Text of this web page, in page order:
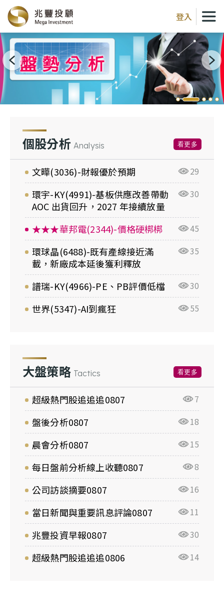
登入
個股分析 Analysis 看更多
文曄(3036)-財報優於預期 29
環宇-KY(4991)-基板供應改善帶動
AOC 出貨回升，2027 年接續放量
30
★★★華邦電(2344)-價格硬梆梆 45
環球晶(6488)-既有產線接近滿
載，新廠成本延後獲利釋放
35
譜瑞-KY(4966)-PE、PB評價低檔 30
世界(5347)-AI到瘋狂 55
大盤策略 Tactics 看更多
超級熱門股追追追0807 7
盤後分析0807 18
晨會分析0807 15
每日盤前分析線上收聽0807 8
公司訪談摘要0807 16
當日新聞與重要訊息評論0807 11
兆豐投資早報0807 30
超級熱門股追追追0806 14